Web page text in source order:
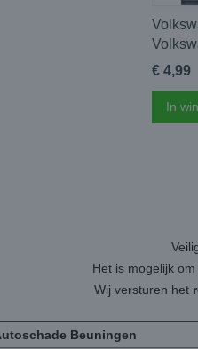
€ 4,99
In
Het is mogelijk
Wij versturen het
Beuningen